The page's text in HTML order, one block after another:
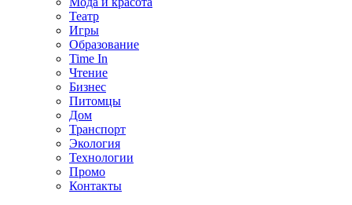
Театр
Игры
Образование
Time In
Чтение
Бизнес
Питомцы
Дом
Транспорт
Экология
Технологии
Промо
Контакты